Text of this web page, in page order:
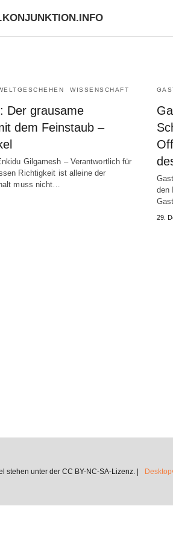
WISSENSCHAFT
Der grausame
dem Feinstaub –
Gilgamesh – Verantwortlich für
Richtigkeit ist alleine der
muss nicht…
den
29.
unter der CC BY-NC-SA-Lizenz. |